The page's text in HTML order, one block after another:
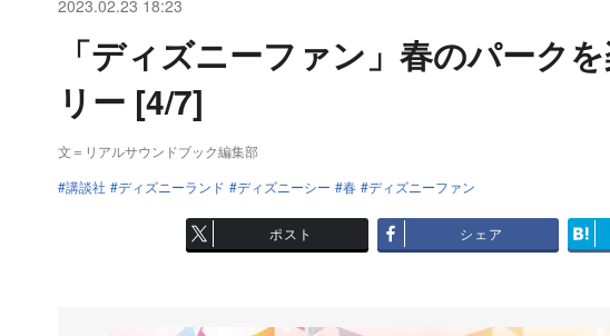
2023.02.23 18:23
「ディズニーファン」春のパーク
リー [4/7]
文＝リアルサウンドブック編集部
講談社
ディズニーランド ディズニーシー 春 ディズニーファン
ポスト シェア